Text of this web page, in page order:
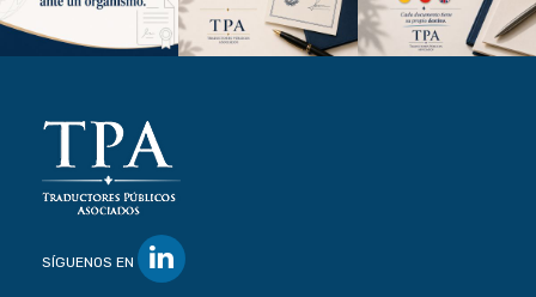
SÍGUENOS EN